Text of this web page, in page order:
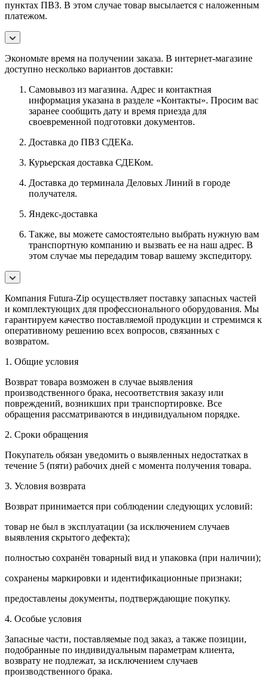
пунктах ПВЗ. В этом случае товар высылается с наложенным
платежом.
Экономьте время на получении заказа. В интернет-магазине
доступно несколько вариантов доставки:
Самовывоз из магазина. Адрес и контактная
информация указана в разделе «Контакты». Просим вас
заранее сообщить дату и время приезда для
своевременной подготовки документов.
Доставка до ПВЗ СДЕКа.
Курьерская доставка СДЕКом.
Доставка до терминала Деловых Линий в городе
получателя.
Яндекс-доставка
Также, вы можете самостоятельно выбрать нужную вам
транспортную компанию и вызвать ее на наш адрес. В
этом случае мы передадим товар вашему экспедитору.
Компания Futura-Zip осуществляет поставку запасных частей
и комплектующих для профессионального оборудования. Мы
гарантируем качество поставляемой продукции и стремимся к
оперативному решению всех вопросов, связанных с
возвратом.
1. Общие условия
Возврат товара возможен в случае выявления
производственного брака, несоответствия заказу или
повреждений, возникших при транспортировке. Все
обращения рассматриваются в индивидуальном порядке.
2. Сроки обращения
Покупатель обязан уведомить о выявленных недостатках в
течение 5 (пяти) рабочих дней с момента получения товара.
3. Условия возврата
Возврат принимается при соблюдении следующих условий:
товар не был в эксплуатации (за исключением случаев
выявления скрытого дефекта);
полностью сохранён товарный вид и упаковка (при наличии);
сохранены маркировки и идентификационные признаки;
предоставлены документы, подтверждающие покупку.
4. Особые условия
Запасные части, поставляемые под заказ, а также позиции,
подобранные по индивидуальным параметрам клиента,
возврату не подлежат, за исключением случаев
производственного брака.